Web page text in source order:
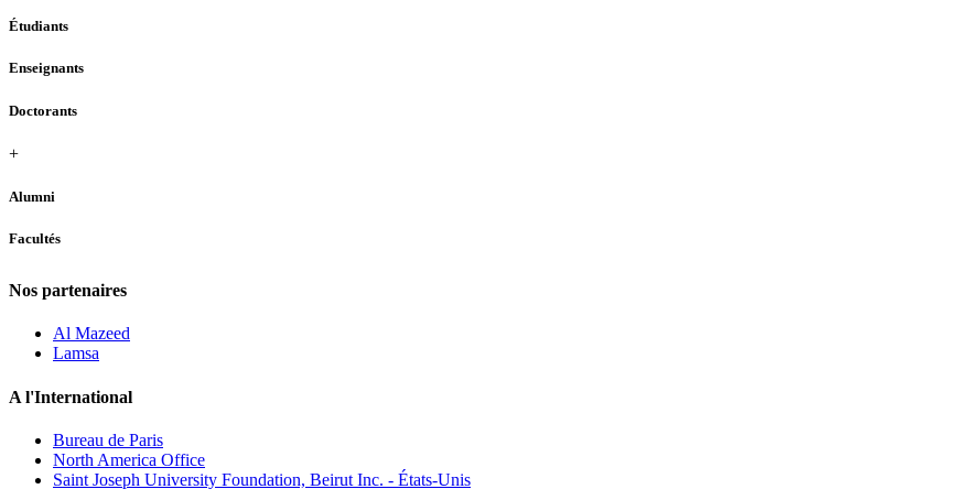
Étudiants
Enseignants
Doctorants
+
Alumni
Facultés
Nos partenaires
Al Mazeed
Lamsa
A l'International
Bureau de Paris
North America Office
Saint Joseph University Foundation, Beirut Inc. - États-Unis